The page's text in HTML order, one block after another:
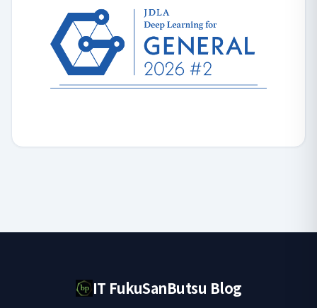
IT FukuSanButsu Blog